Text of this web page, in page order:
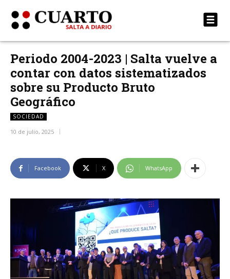
Periodo 2004-2023 | Salta vuelve a
contar con datos sistematizados
sobre su Producto Bruto
Geográfico
SOCIEDAD
10 de julio, 2025
Facebook X WhatsApp